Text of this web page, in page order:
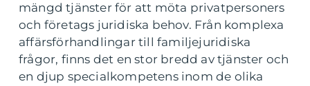
mängd tjänster för att möta privatpersoners
och företags juridiska behov. Från komplexa
affärsförhandlingar till familjejuridiska
frågor, finns det en stor bredd av tjänster och
en djup specialkompetens inom de olika